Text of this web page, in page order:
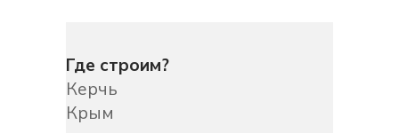
Где строим?
Керчь
Крым